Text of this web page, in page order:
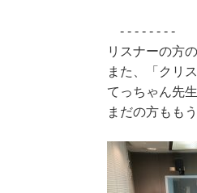
- - - - - - - -
リスナーの方
また、「クリ
てっちゃん先
まだの方もも